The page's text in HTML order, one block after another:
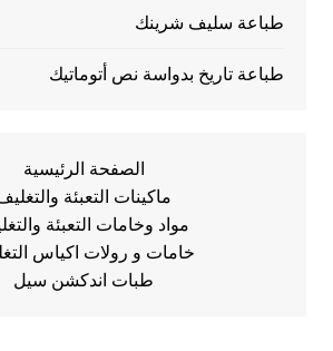
طباعة سليف شرينك
طباعة تاريخ بدواسة نص أتوماتيك
الصفحة الرئيسية
ماكينات التعبئة
مواد وخامات التعبئة
خامات و رولات اكياس
طبات اندكشن سيل